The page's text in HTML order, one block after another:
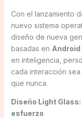
Con el lanzamiento
nuevo sistema
diseño de nueva
basadas en Android
en inteligencia,
cada interacción
que nunca.
Diseño Light
esfuerzo